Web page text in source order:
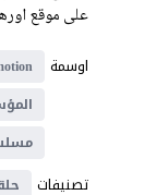
على موقع
اوسمة
تصنيفات